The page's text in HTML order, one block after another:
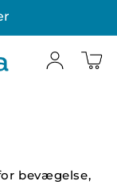
bevægelse,